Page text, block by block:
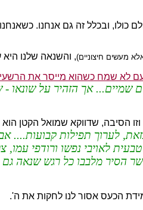
ובכלל זה גם אנחנו.
מעשים חיצוניים), והשנאה שלנו
לא שמח כשהוא מייסר את
אך הזהיר על שונאו -
וזו הסיבה, שדווקא שמואל הקטן
לערוך תפילות קבועות....
לאויבי נפשו ורודפי עמו,
הסיר מלבבו כל רגש שנאה